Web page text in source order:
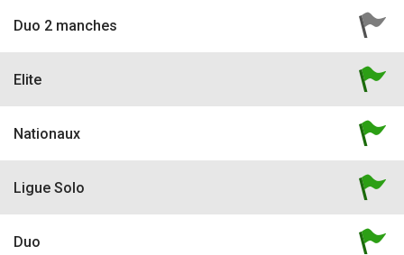
Duo 2 manches
Elite
Nationaux
Ligue Solo
Duo